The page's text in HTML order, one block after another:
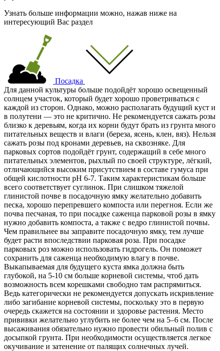
Узнать больше информации можно, нажав ниже на
интересующий Вас раздел
Посадка
Для данной культуры больше подойдёт хорошо освещенный
солнцем участок, который будет хорошо проветриваться с
каждой из сторон. Однако, можно располагать будущий куст и
в полутени — это не критично. Не рекомендуется сажать розы
близко к деревьям, когда их корни будут брать из грунта много
питательных веществ и влаги (береза, ясень, клен, вяз). Нельзя
сажать розы под кронами деревьев, на сквозняке. Для
парковых сортов подойдёт грунт, содержащий в себе много
питательных элементов, рыхлый по своей структуре, лёгкий,
отличающийся высоким присутствием в составе гумуса при
общей кислотности pH 6-7. Таким характеристикам больше
всего соответствует суглинок. При слишком тяжелой
глинистой почве в посадочную ямку желательно добавить
песка, хорошо перепревшего компоста или перегноя. Если же
почва песчаная, то при посадке саженца парковой розы в ямку
нужно добавить компоста, а также с ведро глинистой почвы.
Чем правильнее вы заправите посадочную ямку, тем лучше
будет расти впоследствии парковая роза. При посадке
парковых роз можно использовать гидрогель. Он поможет
сохранить для саженца необходимую влагу в почве.
Выкапываемая для будущего куста ямка должна быть
глубокой, на 5-10 см больше корневой системы, чтоб дать
возможность всем корешками свободно там распрямиться.
Ведь категорически не рекомендуется допускать искривление
либо загибание корневой системы, поскольку это в первую
очередь скажется на состоянии и здоровье растения. Место
прививки желательно углубить не более чем на 5–6 см. После
высаживания обязательно нужно провести обильный полив с
досыпкой грунта. При необходимости осуществляется легкое
окучивание и затенение от палящих солнечных лучей.